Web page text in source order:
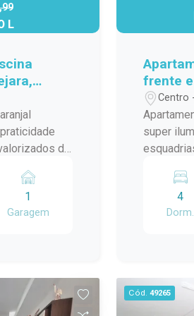
L
da
para quem
e
com
1
Garagem
frente
Centro
super
com
Ampla
4
Dorm.
Cód. 49265